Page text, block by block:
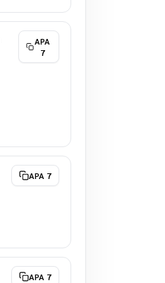
APA
7
APA 7
APA 7